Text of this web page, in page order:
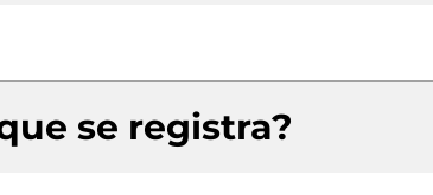
se registra?